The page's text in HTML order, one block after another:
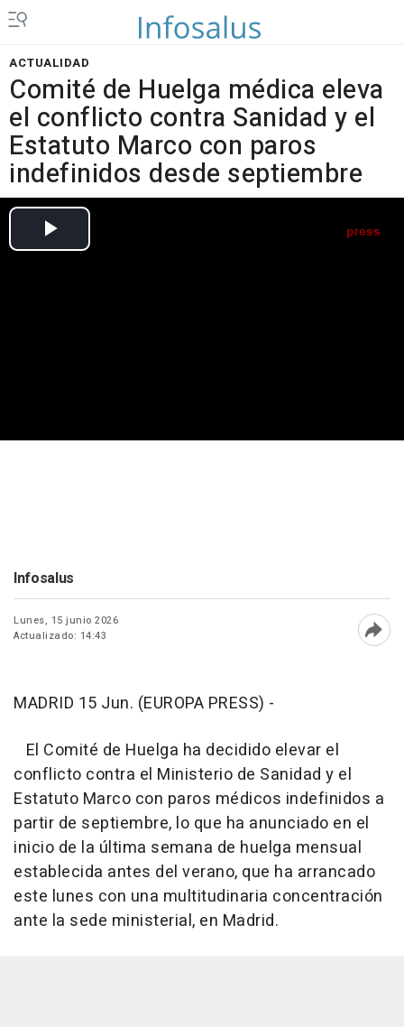
ACTUALIDAD
Comité de Huelga médica eleva
el conflicto contra Sanidad y el
Estatuto Marco con paros
indefinidos desde septiembre
Infosalus
Lunes, 15 junio 2026
Actualizado: 14:43
MADRID 15 Jun. (EUROPA PRESS) -
El Comité de Huelga ha decidido elevar el
conflicto contra el Ministerio de Sanidad y el
Estatuto Marco con paros médicos indefinidos a
partir de septiembre, lo que ha anunciado en el
inicio de la última semana de huelga mensual
establecida antes del verano, que ha arrancado
este lunes con una multitudinaria concentración
ante la sede ministerial, en Madrid.